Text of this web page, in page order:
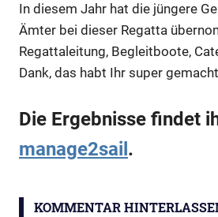
In diesem Jahr hat die jüngere
Ämter bei dieser Regatta
Regattaleitung, Begleitboote,
Dank, das habt Ihr super gemacht
Die Ergebnisse findet
manage2sail.
KOMMENTAR